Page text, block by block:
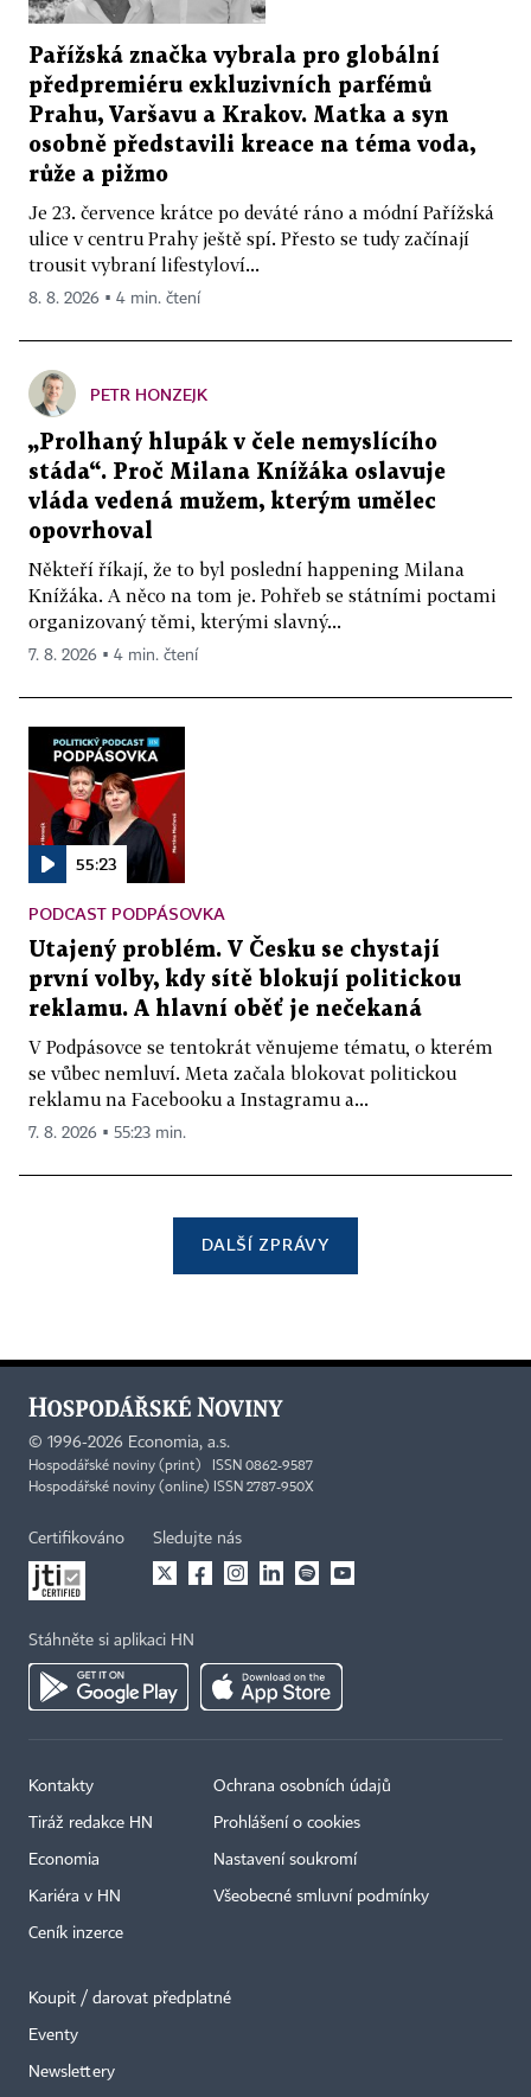
Pařížská značka vybrala pro globální
předpremiéru exkluzivních parfémů
Prahu, Varšavu a Krakov. Matka a syn
osobně představili kreace na téma voda,
růže a pižmo
Je 23. července krátce po deváté ráno a módní Pařížská
ulice v centru Prahy ještě spí. Přesto se tudy začínají
trousit vybraní lifestyloví...
8. 8. 2026 ▪ 4 min. čtení
PETR HONZEJK
„Prolhaný hlupák v čele nemyslícího
stáda“. Proč Milana Knížáka oslavuje
vláda vedená mužem, kterým umělec
opovrhoval
Někteří říkají, že to byl poslední happening Milana
Knížáka. A něco na tom je. Pohřeb se státními poctami
organizovaný těmi, kterými slavný...
7. 8. 2026 ▪ 4 min. čtení
55:23
PODCAST PODPÁSOVKA
Utajený problém. V Česku se chystají
první volby, kdy sítě blokují politickou
reklamu. A hlavní oběť je nečekaná
V Podpásovce se tentokrát věnujeme tématu, o kterém
se vůbec nemluví. Meta začala blokovat politickou
reklamu na Facebooku a Instagramu a...
7. 8. 2026 ▪ 55:23 min.
DALŠÍ ZPRÁVY
© 1996-2026 Economia, a.s.
Hospodářské noviny (print) ISSN 0862-9587
Hospodářské noviny (online) ISSN 2787-950X
Certifikováno Sledujte nás
Stáhněte si aplikaci HN
Kontakty
Tiráž redakce HN
Economia
Kariéra v HN
Ceník inzerce
Ochrana osobních údajů
Prohlášení o cookies
Nastavení soukromí
Všeobecné smluvní podmínky
Koupit / darovat předplatné
Eventy
Newslettery